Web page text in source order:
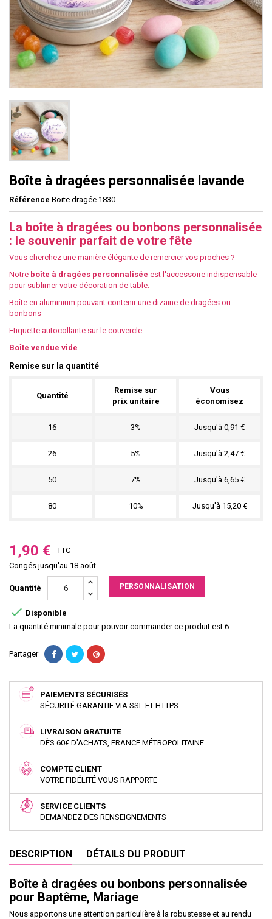
Boîte à dragées personnalisée lavande
Référence Boite dragée 1830
La boîte à dragées ou bonbons personnalisée
: le souvenir parfait de votre fête
Vous cherchez une manière élégante de remercier vos proches ?
Notre boîte à dragées personnalisée est l'accessoire indispensable
pour sublimer votre décoration de table.
Boîte en aluminium pouvant contenir une dizaine de dragées ou
bonbons
Etiquette autocollante sur le couvercle
Boîte vendue vide
Remise sur la quantité
Quantité
Remise sur
prix unitaire
Vous
économisez
16 3% Jusqu'à 0,91 €
26 5% Jusqu'à 2,47 €
50 7% Jusqu'à 6,65 €
80 10% Jusqu'à 15,20 €
1,90 €
TTC
Congés jusqu'au 18 août
Quantité PERSONNALISATION
 Disponible
La quantité minimale pour pouvoir commander ce produit est 6.
Partager
PAIEMENTS SÉCURISÉS
SÉCURITÉ GARANTIE VIA SSL ET HTTPS
LIVRAISON GRATUITE
DÈS 60€ D'ACHATS, FRANCE MÉTROPOLITAINE
COMPTE CLIENT
VOTRE FIDÉLITÉ VOUS RAPPORTE
SERVICE CLIENTS
DEMANDEZ DES RENSEIGNEMENTS
DESCRIPTION DÉTAILS DU PRODUIT
Boîte à dragées ou bonbons personnalisée
pour Baptême, Mariage
Nous apportons une attention particulière à la robustesse et au rendu